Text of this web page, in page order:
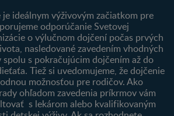
Môj účet
Registrácia
Newsletter
Prihlásenie
je ideálnym výživovým začiatkom pre
odporúčanie Svetovej
o výlučnom dojčení počas prvých
nasledované zavedením vhodných
s pokračujúcim dojčením až do
Tiež si uvedomujeme, že dojčenie
možnosťou pre rodičov. Ako
ohľadom zavedenia príkrmov vám
s lekárom alebo kvalifikovaným